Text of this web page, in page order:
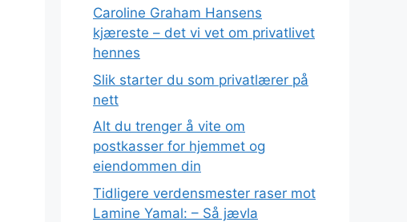
Caroline Graham Hansens
kjæreste – det vi vet om privatlivet
hennes
Slik starter du som privatlærer på
nett
Alt du trenger å vite om
postkasser for hjemmet og
eiendommen din
Tidligere verdensmester raser mot
Lamine Yamal: – Så jævla